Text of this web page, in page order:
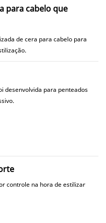
para cabelo que
de cera para cabelo para
desenvolvida para penteados
controle na hora de estilizar